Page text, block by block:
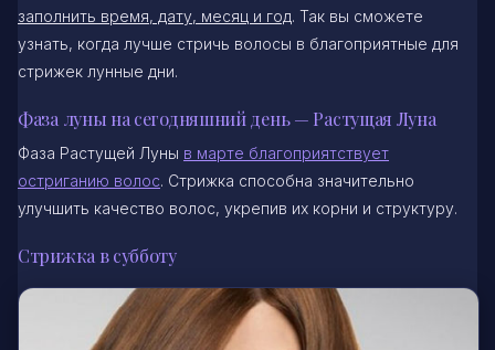
заполнить время, дату, месяц и год. Так вы сможете
узнать, когда лучше стричь волосы в благоприятные для
стрижек лунные дни.
Фаза луны на сегодняшний день — Растущая Луна
Фаза Растущей Луны в марте благоприятствует
остриганию волос. Стрижка способна значительно
улучшить качество волос, укрепив их корни и структуру.
Стрижка в субботу